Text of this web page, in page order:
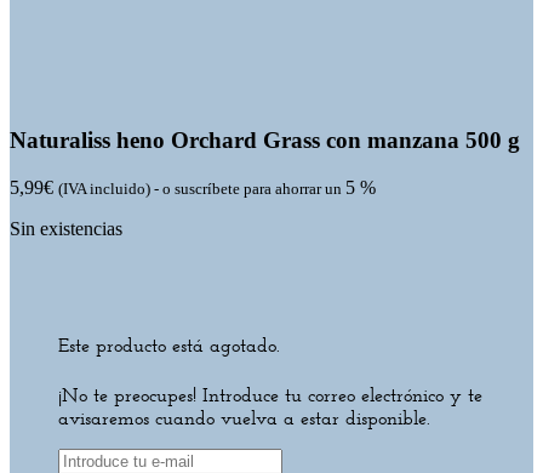
Naturaliss heno Orchard Grass con manzana 500 g
5,99€ (IVA incluido) - o suscríbete para ahorrar un 5 %
Sin existencias
Este producto está agotado.
¡No te preocupes! Introduce tu correo electrónico y te
avisaremos cuando vuelva a estar disponible.